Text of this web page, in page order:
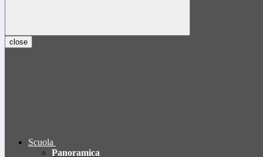
close
Scuola
Panoramica